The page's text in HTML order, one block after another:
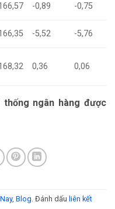
-0,89 -0,75
-5,52 -5,76
0,36 0,06
ngân hàng được
, Blog. Đánh dấu liên kết